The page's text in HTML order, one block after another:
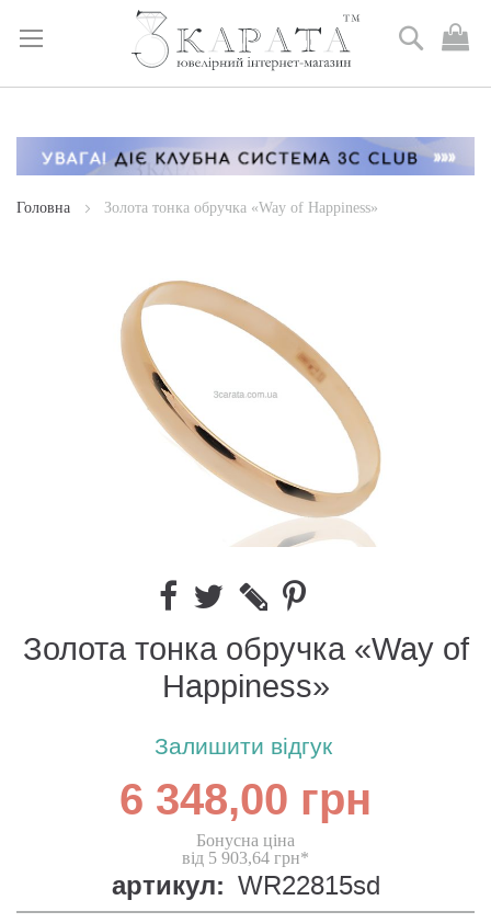
Skip
Content
Пошук
Головна Золота тонка обручка «Way of Happiness»
Золота тонка обручка «Way of
Happiness»
Залишити відгук
6 348,00 грн
Бонусна ціна
від 5 903,64 грн*
артикул: WR22815sd